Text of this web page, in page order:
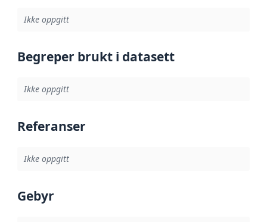
Ikke oppgitt
Begreper brukt i datasett
Ikke oppgitt
Referanser
Ikke oppgitt
Gebyr